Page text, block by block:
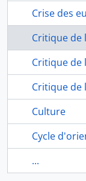
Crise des
Critique de
Critique
Critique de
Culture
Cycle
...